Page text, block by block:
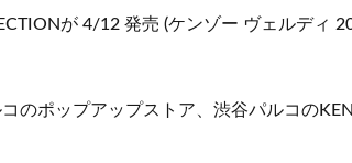
が 4/12 発売 (ケンゾー ヴェルディ
のポップアップストア、渋谷パルコの